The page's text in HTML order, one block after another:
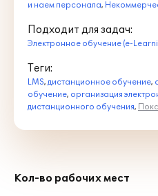
и наем персонала,
Подходит для задач:
Электронное обучение (e-
Теги:
LMS, дистанционное обучение,
обучение, организация
дистанционного обучения,
Кол-во рабочих мест